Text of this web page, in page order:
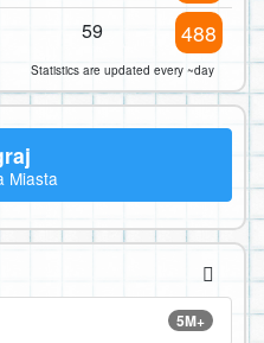
59 488
Statistics are updated every ~day
Miasta
5M+